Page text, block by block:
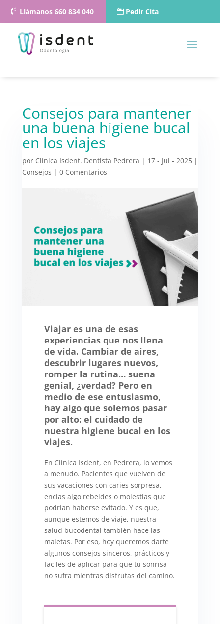
Llámanos 660 834 040 Pedir Cita
Consejos para mantener
una buena higiene bucal
en los viajes
por Clínica Isdent. Dentista Pedrera | 17 - Jul - 2025|
Consejos | 0 Comentarios
Viajar es una de esas
experiencias que nos llena
de vida. Cambiar de aires,
descubrir lugares nuevos,
romper la rutina… suena
genial, ¿verdad? Pero en
medio de ese entusiasmo,
hay algo que solemos pasar
por alto: el cuidado de
nuestra higiene bucal en los
viajes.
En Clínica Isdent, en Pedrera, lo vemos
a menudo. Pacientes que vuelven de
sus vacaciones con caries sorpresa,
encías algo rebeldes o molestias que
podrían haberse evitado. Y es que,
aunque estemos de viaje, nuestra
salud bucodental también hace las
maletas. Por eso, hoy queremos darte
algunos consejos sinceros, prácticos y
fáciles de aplicar para que tu sonrisa
no sufra mientras disfrutas del camino.